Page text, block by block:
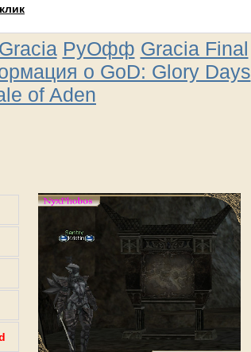
Gracia РуОфф Gracia Final
о GoD: Glory Days
of Aden